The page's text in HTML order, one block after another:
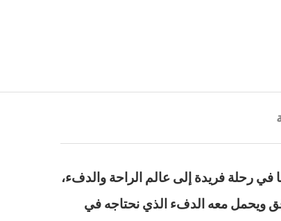
في رحلة فريدة إلى عالم الراحة والدفء،
ويحمل معه الدفء الذي نحتاجه في